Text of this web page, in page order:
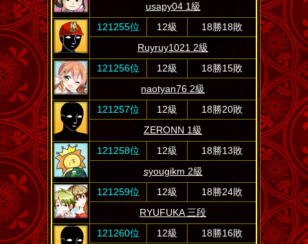
usapy04 1級
121255位
12級
18勝18敗
Ruyruy1021 2級
121256位
12級
18勝15敗
naotyan76 2級
121257位
12級
18勝20敗
ZERONN 1級
121258位
12級
18勝13敗
syougikm 2級
121259位
12級
18勝24敗
RYUFUKA 三段
121260位
12級
18勝16敗